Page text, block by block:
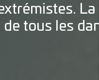
tous les